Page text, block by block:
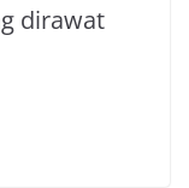
dirawat